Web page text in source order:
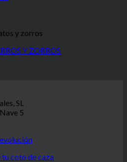
y zorros
Y ZORROS
SL
5
tu coto de caza